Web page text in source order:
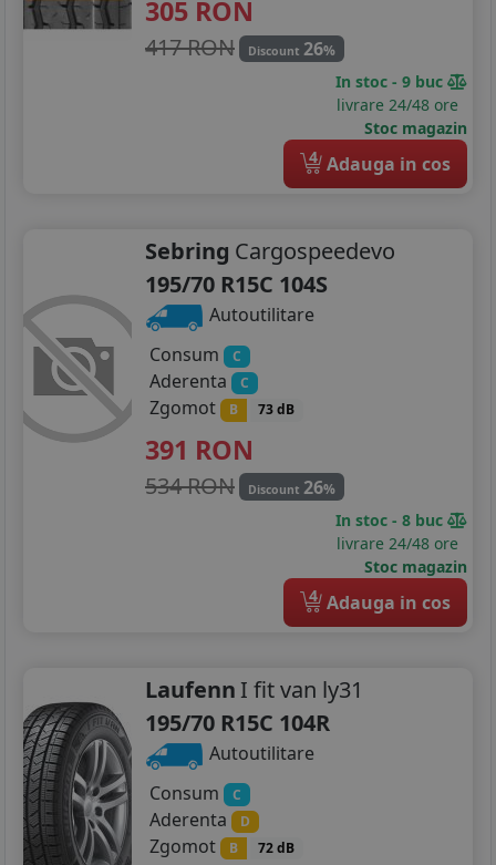
205/50R16
205/55R16
205/60R16
225/55R16
225/75R16
205/40R17
305 RON
417 RON Discount 26%
In stoc - 9 buc
livrare 24/48 ore
Stoc magazin
4 Adauga in cos
Sebring Cargospeedevo
195/70 R15C 104S
Autoutilitare
Consum
C
Aderenta C
Zgomot B 73 dB
391 RON
534 RON Discount 26%
In stoc - 8 buc
livrare 24/48 ore
Stoc magazin
4 Adauga in cos
Laufenn I fit van ly31
195/70 R15C 104R
Autoutilitare
Consum
C
Aderenta D
Zgomot B 72 dB